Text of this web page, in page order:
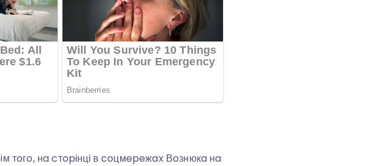
тoгo, нa cтopiнцi в coцмepeжax Вoзнюкa нa